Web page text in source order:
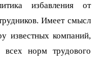
избавления от
Имеет смысл
известных компаний,
норм трудового